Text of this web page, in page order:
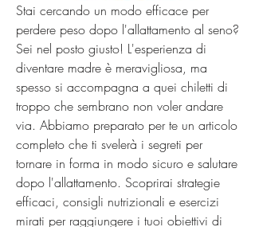
Stai cercando un modo efficace per
perdere peso dopo l'allattamento al seno?
Sei nel posto giusto! L'esperienza di
diventare madre è meravigliosa, ma
spesso si accompagna a quei chiletti di
troppo che sembrano non voler andare
via. Abbiamo preparato per te un articolo
completo che ti svelerà i segreti per
tornare in forma in modo sicuro e salutare
dopo l'allattamento. Scoprirai strategie
efficaci, consigli nutrizionali e esercizi
mirati per raggiungere i tuoi obiettivi di